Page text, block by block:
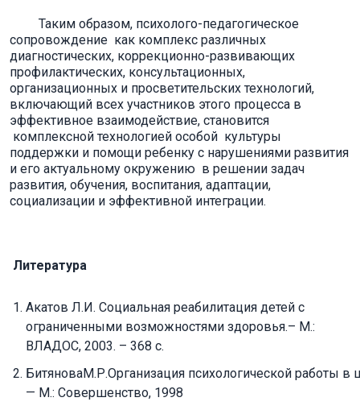
Таким образом, психолого-педагогическое
сопровождение как комплекс различных
диагностических, коррекционно-развивающих
профилактических, консультационных,
организационных и просветительских технологий,
включающий всех участников этого процесса в
эффективное взаимодействие, становится
комплексной технологией особой культуры
поддержки и помощи ребенку с нарушениями развития
и его актуальному окружению в решении задач
развития, обучения, воспитания, адаптации,
социализации и эффективной интеграции.
Литература
Акатов Л.И. Социальная реабилитация детей с
ограниченными возможностями здоровья.– М.:
ВЛАДОС, 2003. – 368 с.
БитяноваМ.Р.Организация психологической работы в
— М.: Совершенство, 1998